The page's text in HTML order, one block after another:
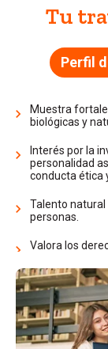
Tu
Perfil
Muestra
biológicas y
Interés por la
personalidad
conducta ética
Talento
personas.
Valora los